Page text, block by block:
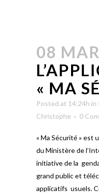
08 MAR
« MA
Posted at 14:24h in
Christophe
0
« Ma Sécurité » est
du Ministère de
initiative de la
grand public et
applicatifs usuels.